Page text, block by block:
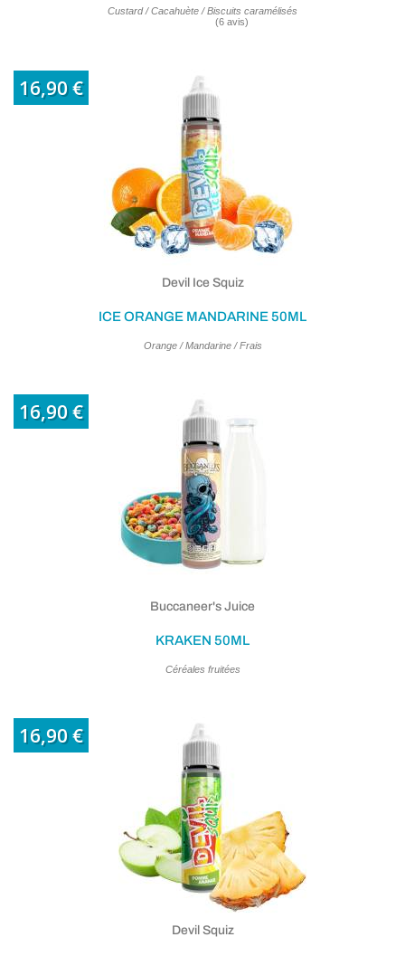
Custard / Cacahuète / Biscuits caramélisés
16,90 €
Devil Ice Squiz
ICE ORANGE MANDARINE 50ML
Orange / Mandarine / Frais
16,90 €
Buccaneer's Juice
KRAKEN 50ML
Céréales fruitées
16,90 €
Devil Squiz